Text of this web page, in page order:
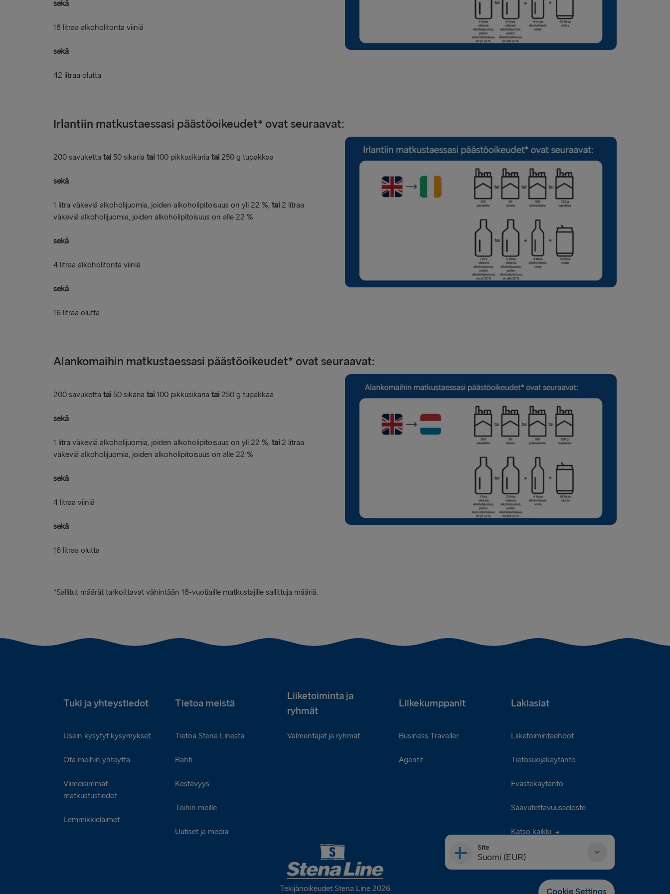
sekä
18 litraa alkoholitonta viiniä
sekä
42 litraa olutta
Irlantiin matkustaessasi päästöoikeudet* ovat seuraavat:
200 savuketta tai 50 sikaria tai 100 pikkusikaria tai 250 g tupakkaa
sekä
1 litra väkeviä alkoholijuomia, joiden alkoholipitoisuus on yli 22 %, tai 2 litraa
väkeviä alkoholijuomia, joiden alkoholipitoisuus on alle 22 %
sekä
4 litraa alkoholitonta viiniä
sekä
16 litraa olutta
Alankomaihin matkustaessasi päästöoikeudet* ovat seuraavat:
200 savuketta tai 50 sikaria tai 100 pikkusikaria tai 250 g tupakkaa
sekä
1 litra väkeviä alkoholijuomia, joiden alkoholipitoisuus on yli 22 %, tai 2 litraa
väkeviä alkoholijuomia, joiden alkoholipitoisuus on alle 22 %
sekä
4 litraa viiniä
sekä
16 litraa olutta
*Sallitut määrät tarkoittavat vähintään 18-vuotiaille matkustajille sallittuja määriä.
Tuki ja yhteystiedot Tietoa meistä
Liiketoiminta ja
ryhmät
Liikekumppanit Lakiasiat
Usein kysytyt kysymykset
Ota meihin yhteyttä
Viimeisimmät
matkustustiedot
Lemmikkieläimet
Tietoa Stena Linesta
Rahti
Kestävyys
Töihin meille
Uutiset ja media
Valmentajat ja ryhmät Business Traveller
Agentit
Liiketoimintaehdot
Tietosuojakäytäntö
Evästekäytäntö
Saavutettavuusseloste
Katso kaikki
Tekijänoikeudet Stena Line 2026
Site
Suomi (EUR)
Cookie Settings